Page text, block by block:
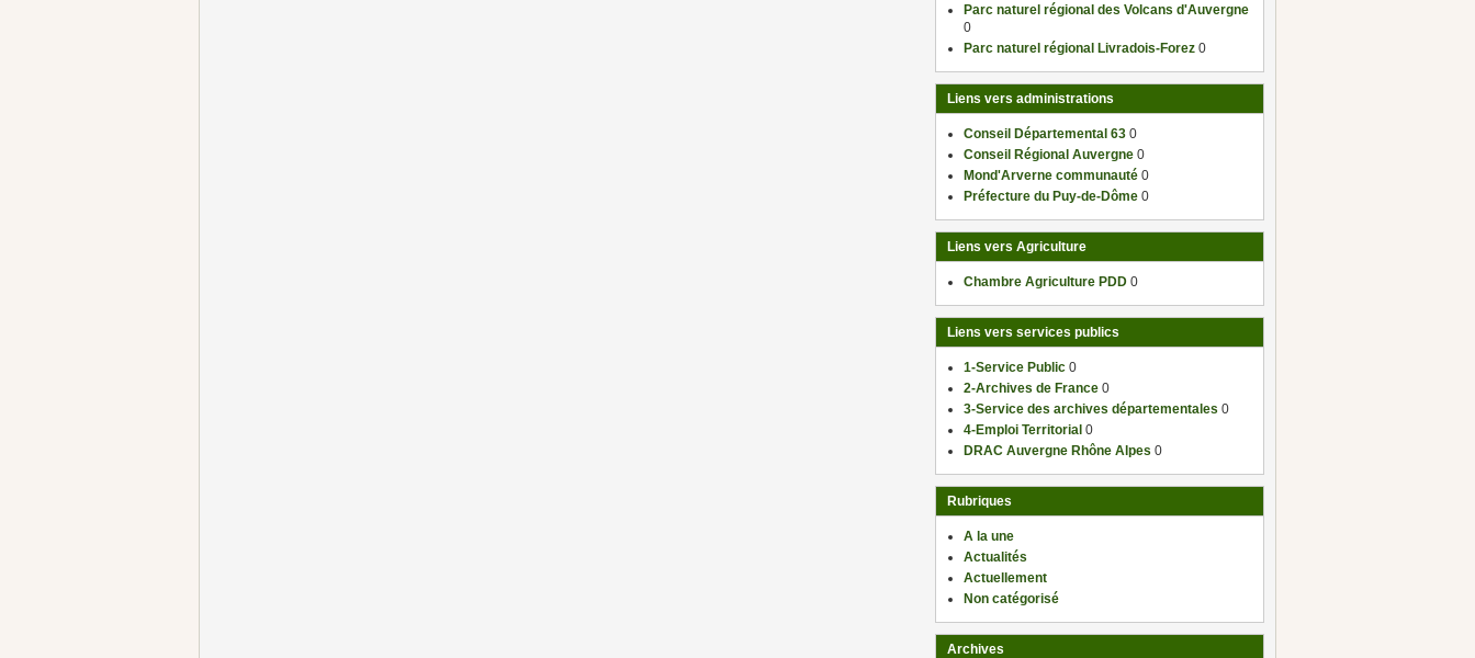
Parc naturel régional des Volcans d'Auvergne
0
Parc naturel régional Livradois-Forez 0
Liens vers administrations
Conseil Départemental 63 0
Conseil Régional Auvergne 0
Mond'Arverne communauté 0
Préfecture du Puy-de-Dôme 0
Liens vers Agriculture
Chambre Agriculture PDD 0
Liens vers services publics
1-Service Public 0
2-Archives de France 0
3-Service des archives départementales 0
4-Emploi Territorial 0
DRAC Auvergne Rhône Alpes 0
Rubriques
A la une
Actualités
Actuellement
Non catégorisé
Archives